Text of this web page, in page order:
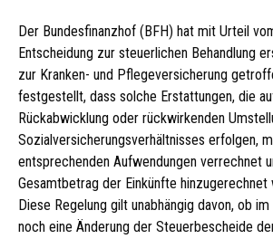
Der Bundesfinanzhof (BFH) hat mit Urteil
Entscheidung zur steuerlichen Behandlung
zur Kranken- und Pflegeversicherung
festgestellt, dass solche Erstattungen, die
Rückabwicklung oder rückwirkenden
Sozialversicherungsverhältnisses erfolgen,
entsprechenden Aufwendungen verrechnet
Gesamtbetrag der Einkünfte hinzugerechnet
Diese Regelung gilt unabhängig davon, ob
noch eine Änderung der Steuerbescheide